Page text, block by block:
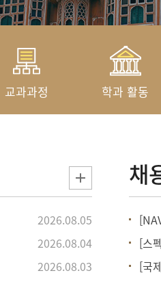
교과과정 학과 활동
2026.08.05
2026.08.04
2026.08.03
[스
[국